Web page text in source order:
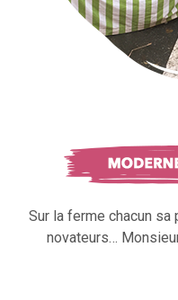
Sur la ferme chacun
novateurs…